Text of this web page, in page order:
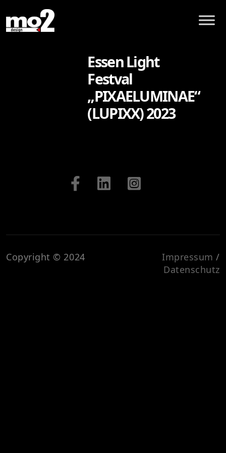
Essen Light
Festval
„PIXAELUMINAE“
(LUPIXX) 2023
Copyright © 2024 Impressum /
Datenschutz